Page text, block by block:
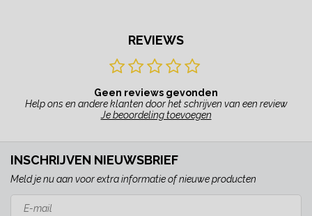
REVIEWS
Geen reviews gevonden
Help ons en andere klanten door het schrijven van een review
Je beoordeling toevoegen
INSCHRIJVEN NIEUWSBRIEF
Meld je nu aan voor extra informatie of nieuwe producten